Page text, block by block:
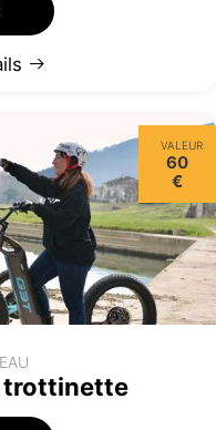
VALEUR
60
€
trottinette